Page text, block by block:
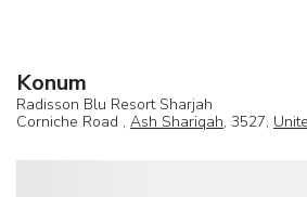
Konum
Radisson Blu Resort Sharjah
Corniche Road , Ash Shariqah, 3527,